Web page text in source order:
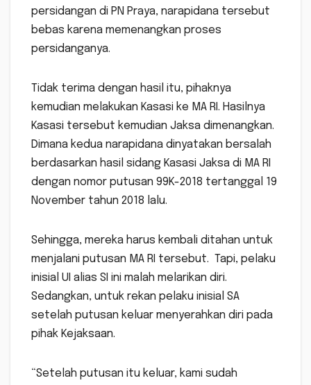
persidangan di PN Praya, narapidana tersebut
bebas karena memenangkan proses
persidanganya.
Tidak terima dengan hasil itu, pihaknya
kemudian melakukan Kasasi ke MA RI. Hasilnya
Kasasi tersebut kemudian Jaksa dimenangkan.
Dimana kedua narapidana dinyatakan bersalah
berdasarkan hasil sidang Kasasi Jaksa di MA RI
dengan nomor putusan 99K-2018 tertanggal 19
November tahun 2018 lalu.
Sehingga, mereka harus kembali ditahan untuk
menjalani putusan MA RI tersebut. Tapi, pelaku
inisial UI alias SI ini malah melarikan diri.
Sedangkan, untuk rekan pelaku inisial SA
setelah putusan keluar menyerahkan diri pada
pihak Kejaksaan.
“Setelah putusan itu keluar, kami sudah